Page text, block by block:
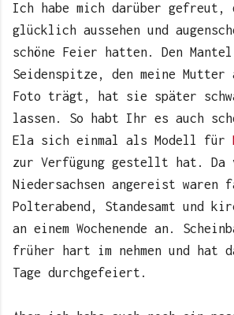
Ich habe mich darüber gefreut,
glücklich aussehen und
schöne Feier hatten. Den
Seidenspitze, den meine Mutter
Foto trägt, hat sie später
lassen. So habt Ihr es auch
Ela sich einmal als Modell für
zur Verfügung gestellt hat. Da
Niedersachsen angereist waren
Polterabend, Standesamt und
an einem Wochenende an.
früher hart im nehmen und hat
Tage durchgefeiert.